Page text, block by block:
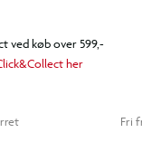
ved køb over 599,-
her
Fri